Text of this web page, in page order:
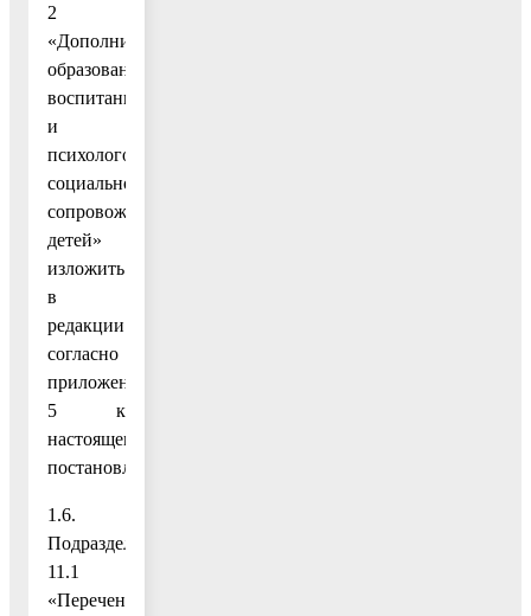
2
«Дополнительное
образование,
воспитание
и
психолого-
социальное
сопровождение
детей»
изложить
в
редакции
согласно
приложению
5 к
настоящему
постановлению;
1.6.
Подраздел
11.1
«Перечень